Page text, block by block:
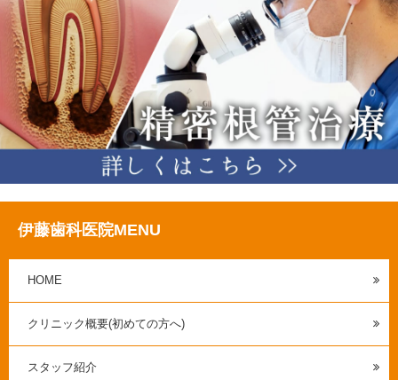
伊藤歯科医院MENU
HOME
クリニック概要(初めての方へ)
スタッフ紹介